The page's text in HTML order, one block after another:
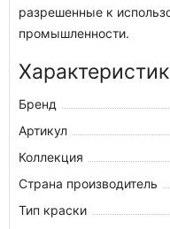
разрешенные к
промышленности.
Бренд
Артикул
Коллекция
Страна производитель
Тип краски